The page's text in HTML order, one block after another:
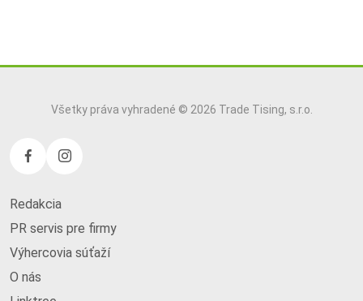
Všetky práva vyhradené © 2026 Trade Tising, s.r.o.
Redakcia
PR servis pre firmy
Výhercovia súťaží
O nás